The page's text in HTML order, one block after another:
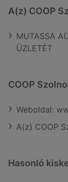
A(z) COOP
MUTASSA
ÜZLETÉT
COOP
Weboldal:
A(z) COOP
Hasonló